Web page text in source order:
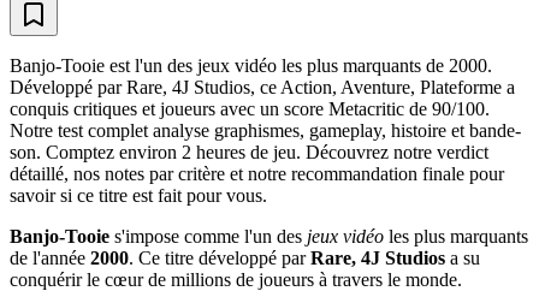
Banjo-Tooie est l'un des jeux vidéo les plus marquants de 2000.
Développé par Rare, 4J Studios, ce Action, Aventure, Plateforme a
conquis critiques et joueurs avec un score Metacritic de 90/100.
Notre test complet analyse graphismes, gameplay, histoire et bande-
son. Comptez environ 2 heures de jeu. Découvrez notre verdict
détaillé, nos notes par critère et notre recommandation finale pour
savoir si ce titre est fait pour vous.
Banjo-Tooie s'impose comme l'un des jeux vidéo les plus marquants
de l'année 2000. Ce titre développé parRare, 4J Studios a su
conquérir le cœur de millions de joueurs à travers le monde.